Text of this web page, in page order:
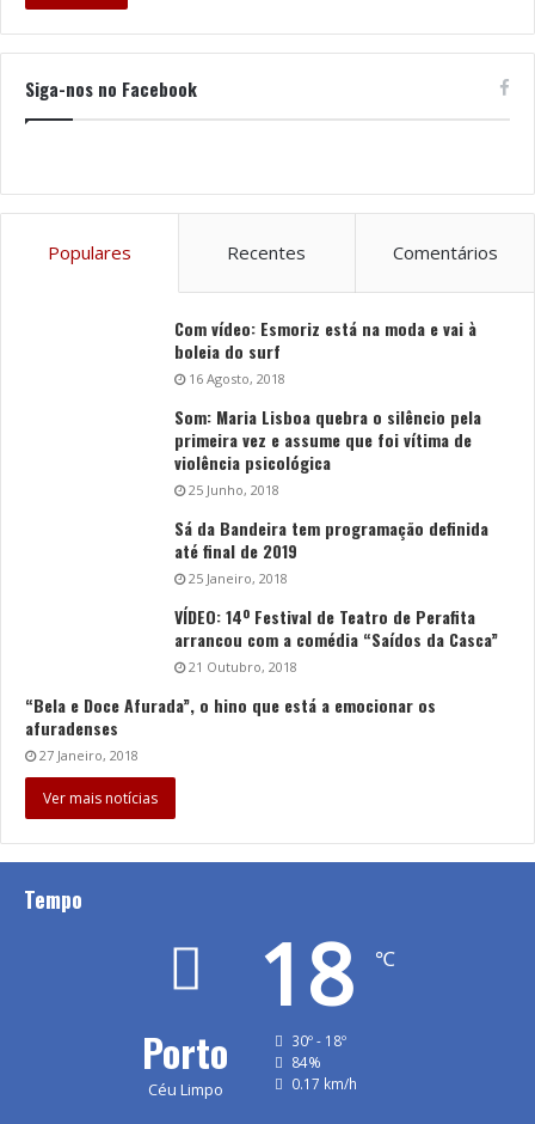
Siga-nos no Facebook
Populares Recentes Comentários
Com vídeo: Esmoriz está na moda e vai à
boleia do surf
16 Agosto, 2018
Som: Maria Lisboa quebra o silêncio pela
primeira vez e assume que foi vítima de
violência psicológica
25 Junho, 2018
Sá da Bandeira tem programação definida
até final de 2019
25 Janeiro, 2018
VÍDEO: 14º Festival de Teatro de Perafita
arrancou com a comédia “Saídos da Casca”
21 Outubro, 2018
“Bela e Doce Afurada”, o hino que está a emocionar os
afuradenses
27 Janeiro, 2018
Ver mais notícias
Tempo
Porto
Céu Limpo
18 ℃
30º - 18º
84%
0.17 km/h